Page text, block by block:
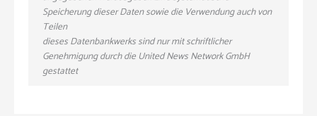
Speicherung dieser Daten sowie die Verwendung auch von
Teilen
dieses Datenbankwerks sind nur mit schriftlicher
Genehmigung durch die United News Network GmbH
gestattet